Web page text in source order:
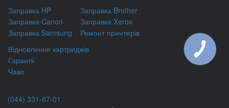
Заправка HP
Заправка Canon
Заправка Samsung
Заправка Brother
Заправка Xerox
Ремонт принтерів
Відновлення картриджів
Гарантіі
Чаво
(044) 331-67-01
КНОПКА
ЗВ'ЯЗКУ